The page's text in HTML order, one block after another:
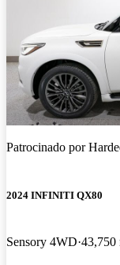
Patrocinado por
2024 INFINITI QX80
Sensory 4WD 43,750